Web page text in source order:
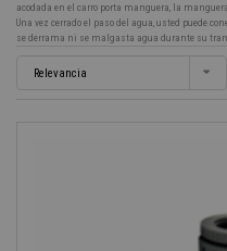
acodada en el carro porta manguera, la
Una vez cerrado el paso del agua, usted puede
se derrama ni se malgasta agua durante su
Relevancia